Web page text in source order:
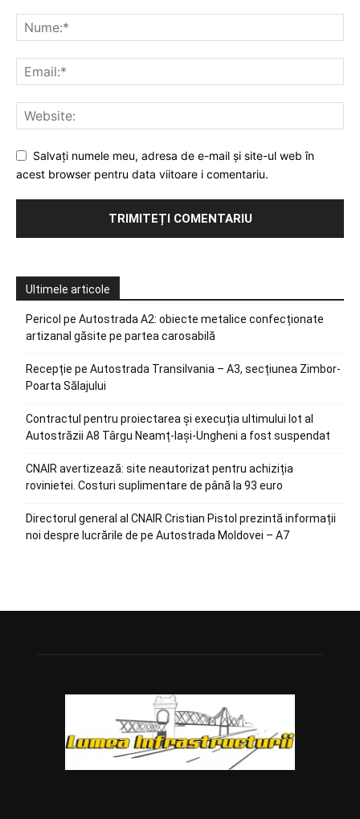
Salvați numele meu, adresa de e-mail și site-ul web în
acest browser pentru data viitoare i comentariu.
Ultimele articole
Pericol pe Autostrada A2: obiecte metalice confecționate
artizanal găsite pe partea carosabilă
Recepție pe Autostrada Transilvania – A3, secțiunea Zimbor-
Poarta Sălajului
Contractul pentru proiectarea și execuția ultimului lot al
Autostrăzii A8 Târgu Neamț-Iași-Ungheni a fost suspendat
CNAIR avertizează: site neautorizat pentru achiziția
rovinietei. Costuri suplimentare de până la 93 euro
Directorul general al CNAIR Cristian Pistol prezintă informații
noi despre lucrările de pe Autostrada Moldovei – A7